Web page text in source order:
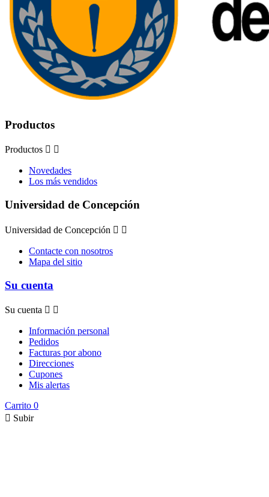
Productos
Productos  
Novedades
Los más vendidos
Universidad de Concepción
Universidad de Concepción  
Contacte con nosotros
Mapa del sitio
Su cuenta
Su cuenta  
Información personal
Pedidos
Facturas por abono
Direcciones
Cupones
Mis alertas
Carrito 0
 Subir